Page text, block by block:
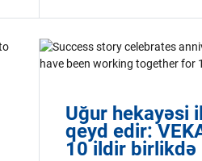
Uğur hekayəsi
qeyd edir:
10 ildir birlikdə